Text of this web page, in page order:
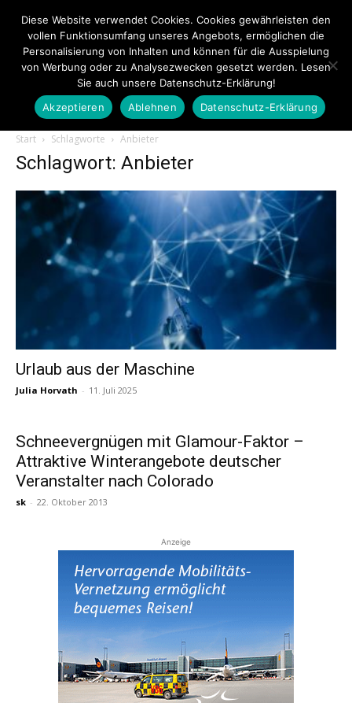
Touristiknews.de
Touristiknews
und
Start Schlagworte Anbieter
Schlagwort: Anbieter
Urlaub aus der Maschine
Julia Horvath - 11. Juli 2025
Schneevergnügen mit Glamour-Faktor –
Attraktive Winterangebote deutscher
Veranstalter nach Colorado
sk - 22. Oktober 2013
Anzeige
Diese Website verwendet Cookies. Cookies gewährleisten den
vollen Funktionsumfang unseres Angebots, ermöglichen die
Personalisierung von Inhalten und können für die Ausspielung
von Werbung oder zu Analysezwecken gesetzt werden. Lesen
Sie auch unsere Datenschutz-Erklärung!
Akzeptieren
Ablehnen Datenschutz-Erklärung